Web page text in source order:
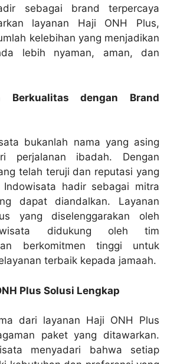
sebagai brand terpercaya
layanan Haji ONH Plus,
kelebihan yang menjadikan
lebih nyaman, aman, dan
Berkualitas dengan Brand
bukanlah nama yang asing
perjalanan ibadah. Dengan
telah teruji dan reputasi yang
Indowisata hadir sebagai mitra
dapat diandalkan. Layanan
yang diselenggarakan oleh
didukung oleh tim
berkomitmen tinggi untuk
terbaik kepada jamaah.
Plus Solusi Lengkap
dari layanan Haji ONH Plus
paket yang ditawarkan.
menyadari bahwa setiap